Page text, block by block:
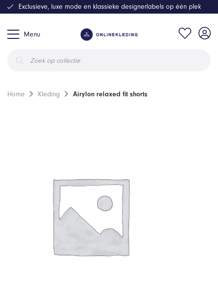
Menu
zoeken
Exclusieve, luxe mode en klassieke designerlabels op één plek
Home Kleding Airylon relaxed fit shorts